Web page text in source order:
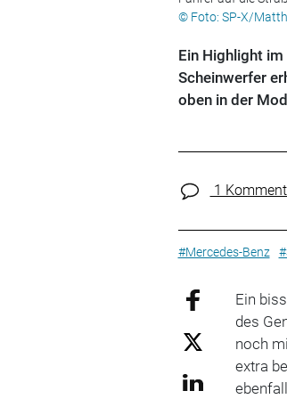
© Foto: SP-X/
Ein Highlight
Scheinwerfer
oben in der
1
#Mercedes-Benz
Ein
des
noch
extra